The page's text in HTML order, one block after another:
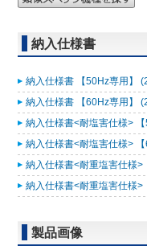
納入仕様書
納入仕様書 【50Hz専用】
納入仕様書 【60Hz専用】
納入仕様書<耐塩害仕様>
納入仕様書<耐塩害仕様>
納入仕様書<耐重塩害仕様
納入仕様書<耐重塩害仕様
製品画像